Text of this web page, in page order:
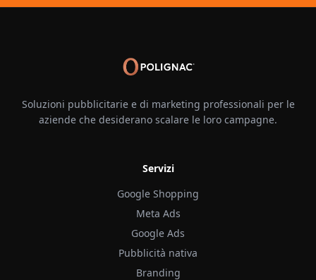
Soluzioni pubblicitarie e di marketing professionali per le
aziende che desiderano scalare le loro campagne.
Servizi
Google Shopping
Meta Ads
Google Ads
Pubblicità nativa
Branding